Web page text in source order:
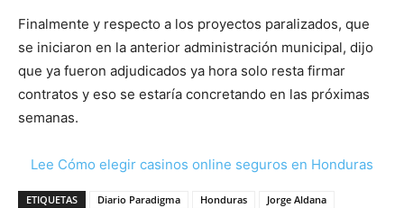
Finalmente y respecto a los proyectos paralizados, que
se iniciaron en la anterior administración municipal, dijo
que ya fueron adjudicados ya hora solo resta firmar
contratos y eso se estaría concretando en las próximas
semanas.
Lee Cómo elegir casinos online seguros en Honduras
ETIQUETAS Diario Paradigma Honduras
Jorge Aldana